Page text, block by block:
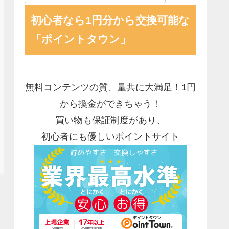
初心者なら1円分から交換可能な
「ポイントタウン」
無料コンテンツの質、量共に大満足！1円
から換金ができちゃう！
買い物も保証制度があり、
初心者にも優しいポイントサイト